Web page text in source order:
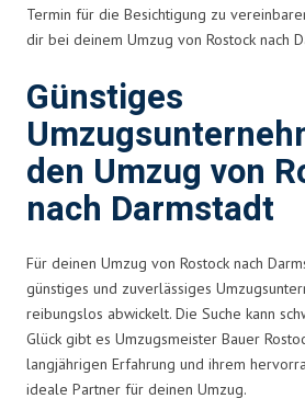
Termin für die Besichtigung zu
dir bei deinem Umzug von Rostock nach
Günstiges
den Umzug von
nach Darmstadt
Für deinen Umzug von Rostock nach
günstiges und zuverlässiges
reibungslos abwickelt. Die Suche kann
Glück gibt es Umzugsmeister Bauer
langjährigen Erfahrung und ihrem
ideale Partner für deinen Umzug.